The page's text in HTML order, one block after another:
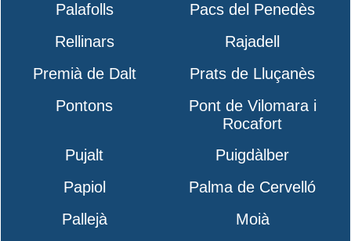
Palafolls
Pacs del Penedès
Rellinars
Rajadell
Premià de Dalt
Prats de Lluçanès
Pontons
Pont de Vilomara i
Rocafort
Pujalt
Puigdàlber
Papiol
Palma de Cervelló
Pallejà
Moià